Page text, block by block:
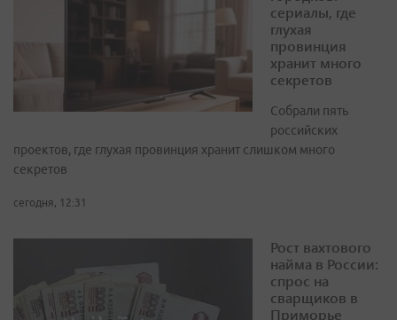
сериалы, где
глухая
провинция
хранит много
секретов
Собрали пять
российских
проектов, где глухая провинция хранит слишком много
секретов
сегодня, 12:31
Рост вахтового
найма в России:
спрос на
сварщиков в
Приморье